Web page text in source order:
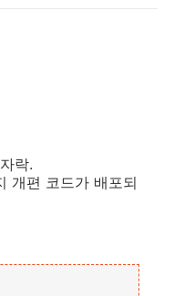
락.
개편 코드가 배포되